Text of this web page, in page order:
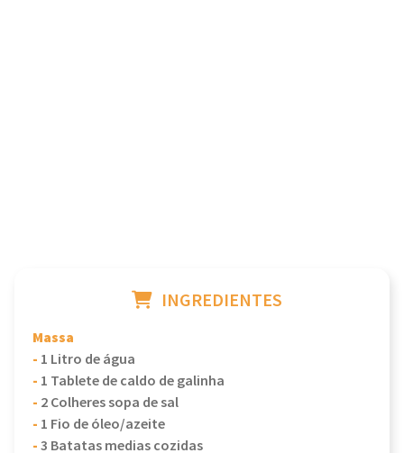
INGREDIENTES
Massa
- 1 Litro de água
- 1 Tablete de caldo de galinha
- 2 Colheres sopa de sal
- 1 Fio de óleo/azeite
-3 Batatas medias cozidas